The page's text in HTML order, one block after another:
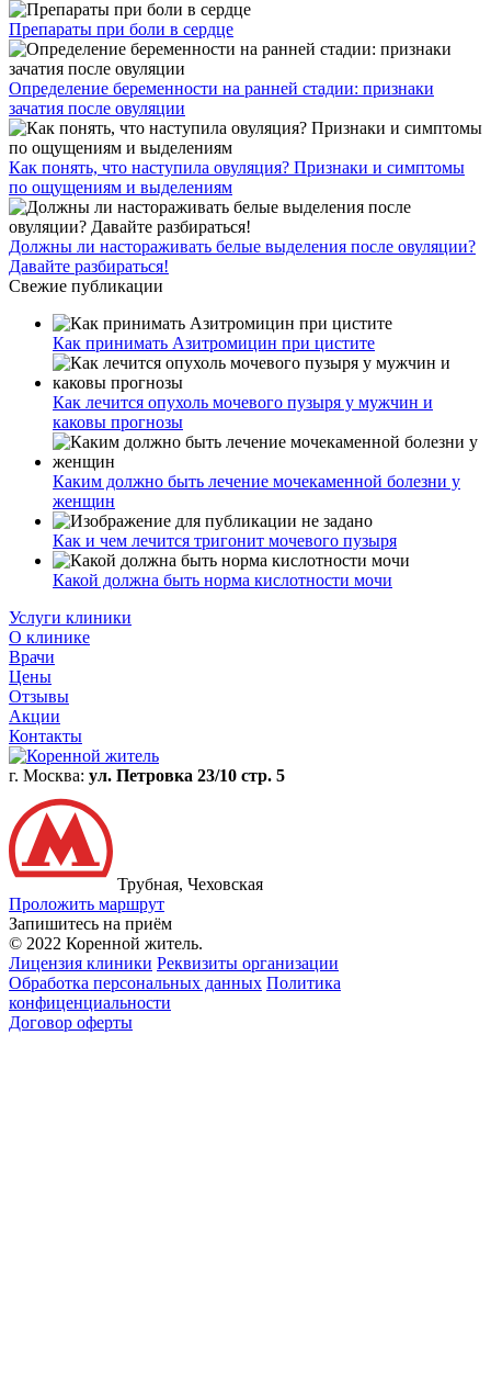
Препараты при боли в сердце
Определение беременности на ранней стадии: признаки
зачатия после овуляции
Как понять, что наступила овуляция? Признаки и симптомы
по ощущениям и выделениям
Должны ли настораживать белые выделения после овуляции?
Давайте разбираться!
Свежие публикации
Как принимать Азитромицин при цистите
Как лечится опухоль мочевого пузыря у мужчин и
каковы прогнозы
Каким должно быть лечение мочекаменной болезни у
женщин
Как и чем лечится тригонит мочевого пузыря
Какой должна быть норма кислотности мочи
Услуги клиники
О клинике
Врачи
Цены
Отзывы
Акции
Контакты
г. Москва: ул. Петровка 23/10 стр. 5
Трубная, Чеховская
Проложить маршрут
Запишитесь на приём
© 2022 Коренной житель.
Лицензия клиники Реквизиты организации
Обработка персональных данных Политика
конфиценциальности
Договор оферты